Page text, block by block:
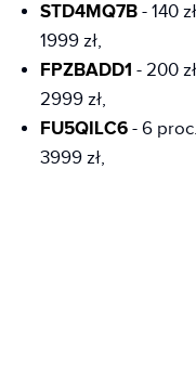
STD4MQ7B - 140
1999 zł,
FPZBADD1 - 200
2999 zł,
FU5QILC6 - 6
3999 zł,